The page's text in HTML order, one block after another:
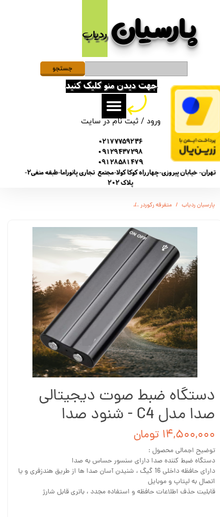
پارسیان​​​​​​​ردیاب
ورود /ثبت نام در سایت
حساب کاربری من
تغییر گذر واژه
سفارشات
خروج از حساب کاربری
02177759236
09129437298
09128581479
تهران- خیابان پیروزی-چهارراه کوکا کولا-مجتمع تجاری پانوراما-طبقه منفی2-
پلاک 202
جهت دیدن منو کلیک کنید
جستجو
پارسیان ردیاب متفرقه رکوردر
دستگاه ضبط صوت دیجیتالی
صدا مدل C4 - شنود صدا
۱۴,۵۰۰,۰۰۰ تومان
توضیح اجمالی محصول :
دستگاه ضبط کننده صدا دارای سنسور حساس به صدا
دارای حافظه داخلی 16 گیگ ، شنیدن آسان صدا ها از طریق هندزفری و یا
اتصال به لپتاپ و موبایل
قابلیت حذف اطلاعات حافظه و استفاده مجدد ، باتری قابل شارژ